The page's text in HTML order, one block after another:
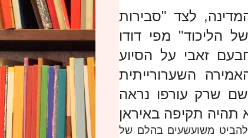
לצד "סבירות
הליכוד" מפי דודו
זאבי על הסיוע
השערורייתית
שם שרק עורפו נראה
משועשעים בהלם של